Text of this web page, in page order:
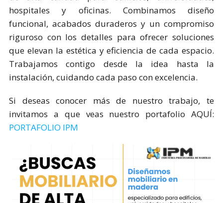
hospitales y oficinas. Combinamos diseño
funcional, acabados duraderos y un compromiso
riguroso con los detalles para ofrecer soluciones
que elevan la estética y eficiencia de cada espacio.
Trabajamos contigo desde la idea hasta la
instalación, cuidando cada paso con excelencia.
Si deseas conocer más de nuestro trabajo, te
invitamos a que veas nuestro portafolio AQUÍ:
PORTAFOLIO IPM